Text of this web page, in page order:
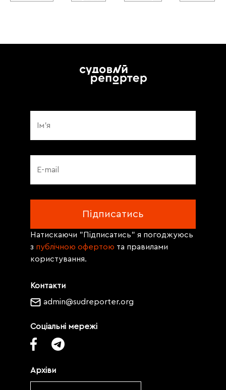
Контакти
admin@sudreporter.org
Соціальні мережі
Архіви
Натискаючи "Підписатись" я погоджуюсь
з публічною офертою та правилами
користування.